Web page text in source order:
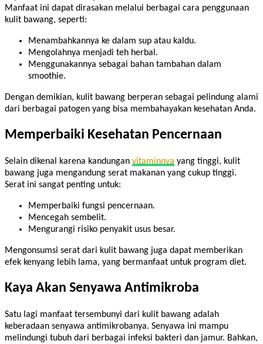
Manfaat ini dapat dirasakan melalui berbagai cara penggunaan
kulit bawang, seperti:
Menambahkannya ke dalam sup atau kaldu.
Mengolahnya menjadi teh herbal.
Menggunakannya sebagai bahan tambahan dalam
smoothie.
Dengan demikian, kulit bawang berperan sebagai pelindung alami
dari berbagai patogen yang bisa membahayakan kesehatan Anda.
Memperbaiki Kesehatan Pencernaan
Selain dikenal karena kandungan vitaminnya yang tinggi, kulit
bawang juga mengandung serat makanan yang cukup tinggi.
Serat ini sangat penting untuk:
Memperbaiki fungsi pencernaan.
Mencegah sembelit.
Mengurangi risiko penyakit usus besar.
Mengonsumsi serat dari kulit bawang juga dapat memberikan
efek kenyang lebih lama, yang bermanfaat untuk program diet.
Kaya Akan Senyawa Antimikroba
Satu lagi manfaat tersembunyi dari kulit bawang adalah
keberadaan senyawa antimikrobanya. Senyawa ini mampu
melindungi tubuh dari berbagai infeksi bakteri dan jamur. Bahkan,